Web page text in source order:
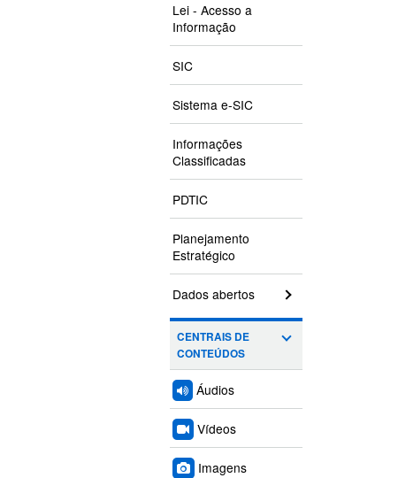
Lei - Acesso a
Informação
SIC
Sistema e-SIC
Informações
Classificadas
PDTIC
Planejamento
Estratégico
Dados abertos
CENTRAIS DE
CONTEÚDOS
Áudios
Vídeos
Imagens